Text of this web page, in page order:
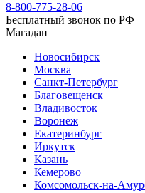
8-800-775-28-06
Бесплатный звонок по РФ
Магадан
Новосибирск
Москва
Санкт-Петербург
Благовещенск
Владивосток
Воронеж
Екатеринбург
Иркутск
Казань
Кемерово
Комсомольск-на-